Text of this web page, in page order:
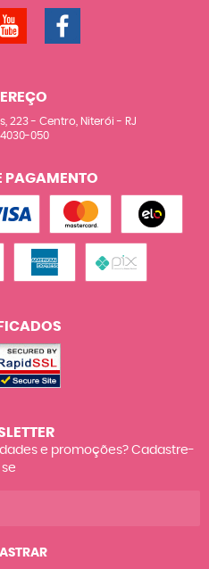
223- Centro, Niterói - RJ
050
PAGAMENTO
e promoções? Cadastre-
se